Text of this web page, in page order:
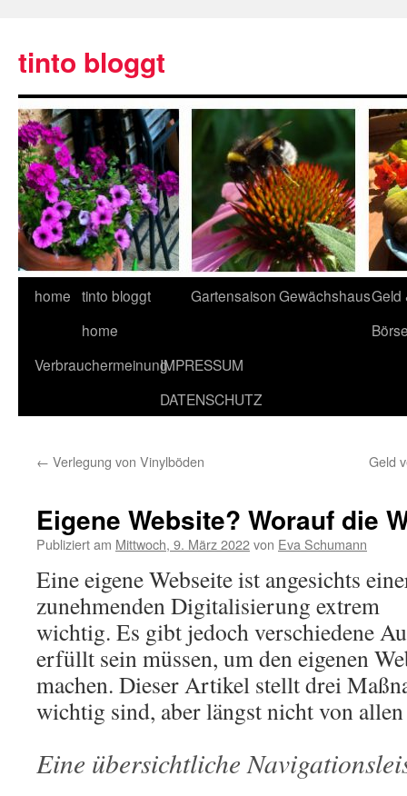
tinto bloggt
home tinto bloggt
home
GartensaisonGewächshausGeld
VerbrauchermeinungIMPRESSUM
DATENSCHUTZ
← Verlegung von Vinylböden Geld
Eigene Website? Worauf die
Publiziert am Mittwoch, 9. März 2022von Eva Schumann
Eine eigene Webseite ist angesichts
zunehmenden Digitalisierung extrem
wichtig. Es gibt jedoch verschiedene
erfüllt sein müssen, um den eigenen
machen. Dieser Artikel stellt drei
wichtig sind, aber längst nicht von
Eine übersichtliche